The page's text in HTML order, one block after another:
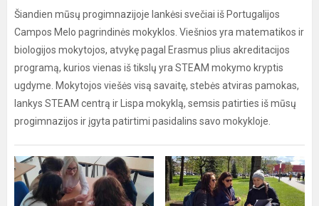
Šiandien mūsų progimnazijoje lankėsi svečiai iš Portugalijos
Campos Melo pagrindinės mokyklos. Viešnios yra matematikos ir
biologijos mokytojos, atvykę pagal Erasmus plius akreditacijos
programą, kurios vienas iš tikslų yra STEAM mokymo kryptis
ugdyme. Mokytojos viešės visą savaitę, stebės atviras pamokas,
lankys STEAM centrą ir Lispa mokyklą, semsis patirties iš mūsų
progimnazijos ir įgyta patirtimi pasidalins savo mokykloje.